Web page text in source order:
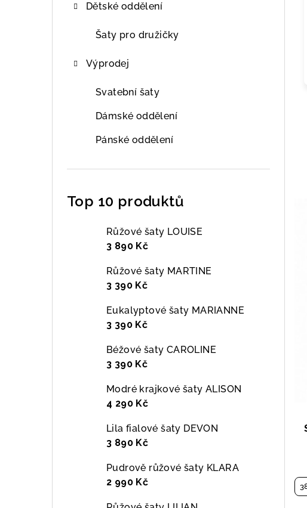
Dětské oddělení
Šaty pro družičky
Výprodej
Svatební šaty
Dámské oddělení
Pánské oddělení
Top 10 produktů
Růžové šaty LOUISE
3 890 Kč
Růžové šaty MARTINE
3 390 Kč
Eukalyptové šaty MARIANNE
3 390 Kč
Béžové šaty CAROLINE
3 390 Kč
Modré krajkové šaty ALISON
4 290 Kč
Lila fialové šaty DEVON
3 890 Kč
Pudrově růžové šaty KLARA
2 990 Kč